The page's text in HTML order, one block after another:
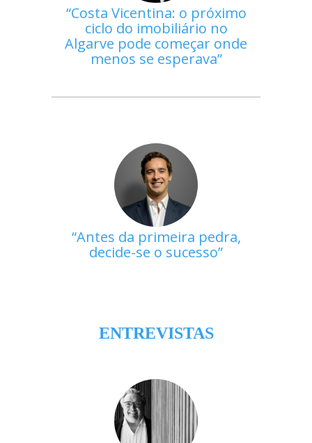
Costa Vicentina: o próximo
ciclo do imobiliário no
Algarve pode começar onde
menos se esperava
Antes da primeira pedra,
decide-se o sucesso
ENTREVISTAS